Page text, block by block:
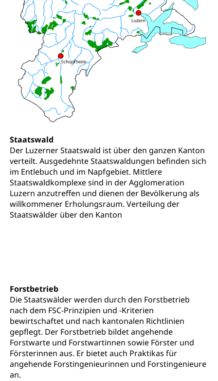
Staatswald
Der Luzerner Staatswald ist über den ganzen Kanton
verteilt. Ausgedehnte Staatswaldungen befinden sich
im Entlebuch und im Napfgebiet. Mittlere
Staatswaldkomplexe sind in der Agglomeration
Luzern anzutreffen und dienen der Bevölkerung als
willkommener Erholungsraum. Verteilung der
Staatswälder über den Kanton
Forstbetrieb
Die Staatswälder werden durch den Forstbetrieb
nach dem FSC-Prinzipien und -Kriterien
bewirtschaftet und nach kantonalen Richtlinien
gepflegt. Der Forstbetrieb bildet angehende
Forstwarte und Forstwartinnen sowie Förster und
Försterinnen aus. Er bietet auch Praktikas für
angehende Forstingenieurinnen und Forstingenieure
an.
Opferhilfe
Arbeitslosenversicherung (WAS Luzern)
Invalidenversicherung (WAS Luzern)
Soziale Sicherheit
Fachstelle Sucht Region Luzern
Drogen (Polizei)
Sucht
Gesundheitsversorgung
Gesundheitsversorgung, Spital, Pflegeinitiative,
Ambulant vor stationär, AVOS, Patientendossier
Gesundheitsversorgung
AHV / IV
Altersrente, Invalidenrente, Witwenrente,
Sozialversicherung, Vorsorgeeinrichtung,
Pensionskasse, erste Säule, zweite Säule, dritte
Säule, Hilflosenentschädigung,
Ergänzungsleistungen, Altersvorsorge,
Todesfallversicherung
Hilfslosenentschädigung (WAS Luzern)
AHV-Hinterlassenenrente (WAS Luzern)
AHV-Beiträge (WAS Luzern)
Informationsstelle AHV/IV
Ergänzungsleistungen (EL) (WAS Luzern)
Behinderung
Körperbehinderung, körperliche Behinderung,
geistige Behinderung, psychische Behinderung,
Erwerbsunfähigkeit, Behinderte
Inklusion im Sport
Menschen mit Behinderungen
Kultur und Medien
Zentral- und Hochschulbibliothek
Archiv der Denkmalpflege
Museen, Theater, Bibliotheken
Dienststelle Kultur
Kunst & Kultur (Luzern Tourismus)
Kulturförderung
Kulturpolitik, Sprachförderung, Denkmalpflege,
kulturelles Angebot, Kulturerbe, kulturelles Erbe,
Nachwuchsförderung, Vermittlung, Selektive
Förderung, Kulturausschreibungen, Kulturpreis,
Werkbeitrag, Produktionsbeitrag, Recherche,